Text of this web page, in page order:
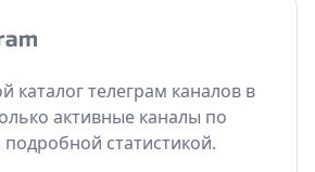
телеграм каналов в
активные каналы по
подробной статистикой.